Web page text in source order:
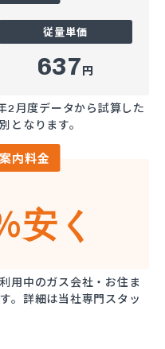
従量単価
637円
月度データから試算した
となります。
内料金
安く
用中のガス会社・お住ま
。詳細は当社専門スタッ